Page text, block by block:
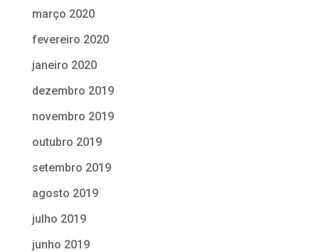
março 2020
fevereiro 2020
janeiro 2020
dezembro 2019
novembro 2019
outubro 2019
setembro 2019
agosto 2019
julho 2019
junho 2019